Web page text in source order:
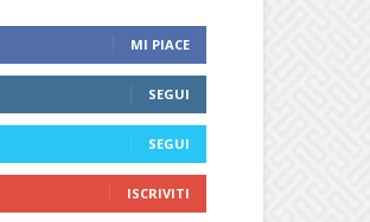
MI PIACE
SEGUI
SEGUI
ISCRIVITI